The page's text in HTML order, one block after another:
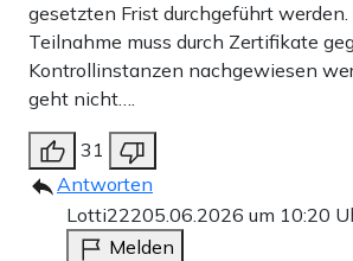
gesetzten Frist durchgeführt
Teilnahme muss durch Zertifikate
Kontrollinstanzen nachgewiesen
geht nicht….
31
Antworten
Lotti22205.06.2026 um 10:20
Melden